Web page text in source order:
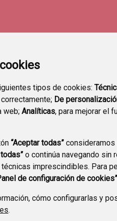
tipos de cookies:
De
web; Analíticas, para mejorar el
“Aceptar todas” consideramos
o continúa navegando sin
imprescindibles. Para
de configuración de
cómo configurarlas y
.
DIRECTORIO DE
INTERÉS